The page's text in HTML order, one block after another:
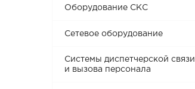
Оборудование СКС
Сетевое оборудование
Системы диспетчерской связи
и вызова персонала